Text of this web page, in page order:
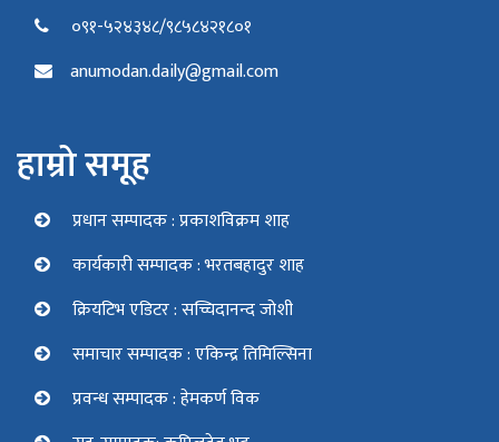
०९१-५२४३४८/९८५८४२१८०१
anumodan.daily@gmail.com
हाम्रो समूह
प्रधान सम्पादक : प्रकाशविक्रम शाह
कार्यकारी सम्पादक : भरतबहादुर शाह
क्रियटिभ एडिटर : सच्चिदानन्द जोशी
समाचार सम्पादक : एकिन्द्र तिमिल्सिना
प्रवन्ध सम्पादक : हेमकर्ण विक